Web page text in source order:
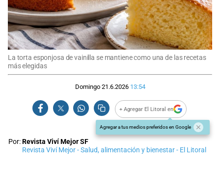
La torta esponjosa de vainilla se mantiene como una de las recetas
más elegidas
Domingo 21.6.2026 13:54
+ Agregar El Litoral en
Agregar a tus medios preferidos en Google
Por:Revista Viví Mejor SF
Revista Viví Mejor - Salud, alimentación y bienestar - El Litoral